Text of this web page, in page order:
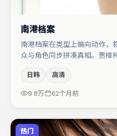
南港档案
南港档案在类型上偏向动作，
众与角色同步拼凑真相。贾樟
括蒋奇明、小松菜奈、汤唯等
欢抠台词与伏笔的观众。节奏
日韩 高清
9.8万 62个月前
热门